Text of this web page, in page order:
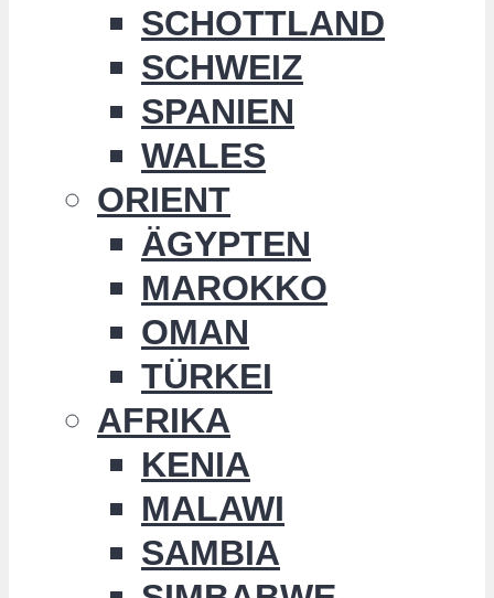
SCHOTTLAND
SCHWEIZ
SPANIEN
WALES
ORIENT
ÄGYPTEN
MAROKKO
OMAN
TÜRKEI
AFRIKA
KENIA
MALAWI
SAMBIA